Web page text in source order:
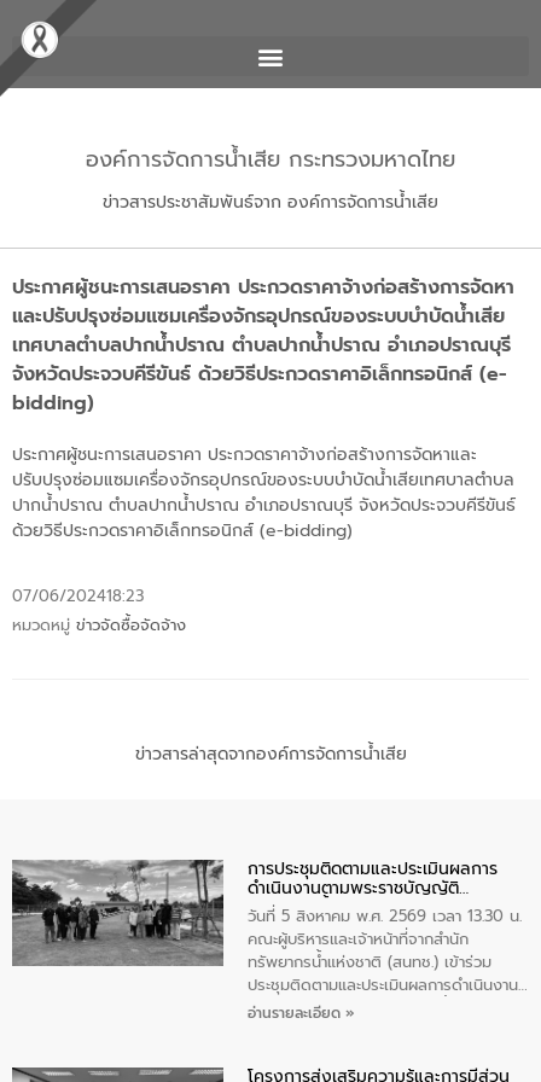
องค์การจัดการน้ำเสีย กระทรวงมหาดไทย
ข่าวสารประชาสัมพันธ์จาก องค์การจัดการน้ำเสีย
ประกาศผู้ชนะการเสนอราคา ประกวดราคาจ้างก่อสร้างการจัดหา
และปรับปรุงซ่อมแซมเครื่องจักรอุปกรณ์ของระบบบำบัดน้ำเสีย
เทศบาลตำบลปากน้ำปราณ ตำบลปากน้ำปราณ อำเภอปราณบุรี
จังหวัดประจวบคีรีขันธ์ ด้วยวิธีประกวดราคาอิเล็กทรอนิกส์ (e-
bidding)
ประกาศผู้ชนะการเสนอราคา ประกวดราคาจ้างก่อสร้างการจัดหาและ
ปรับปรุงซ่อมแซมเครื่องจักรอุปกรณ์ของระบบบำบัดน้ำเสียเทศบาลตำบล
ปากน้ำปราณ ตำบลปากน้ำปราณ อำเภอปราณบุรี จังหวัดประจวบคีรีขันธ์
ด้วยวิธีประกวดราคาอิเล็กทรอนิกส์ (e-bidding)
07/06/202418:23
หมวดหมู่ ข่าวจัดซื้อจัดจ้าง
ข่าวสารล่าสุดจากองค์การจัดการน้ำเสีย
การประชุมติดตามและประเมินผลการ
ดำเนินงานตามพระราชบัญญัติ
ทรัพยากรน้ำ พ.ศ. 2561 ประจำ
ปีงบประมาณ พ.ศ. 2569
วันที่ 5 สิงหาคม พ.ศ. 2569 เวลา 13.30 น.
คณะผู้บริหารและเจ้าหน้าที่จากสำนัก
ทรัพยากรน้ำแห่งชาติ (สนทช.) เข้าร่วม
ประชุมติดตามและประเมินผลการดำเนินงาน
ตามพระราชบัญญัติทรัพยากรน้ำ พ.ศ. 2561
วัดสิงห์ จังหวัดชัยนาท โดยมีนายแสงชัย
อ่านรายละเอียด »